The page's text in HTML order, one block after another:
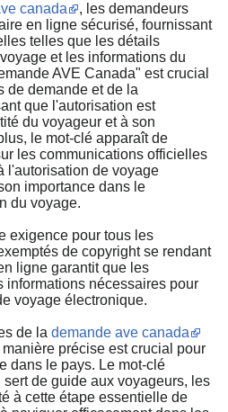
canada
, les demandeurs
en ligne sécurisé, fournissant
telles que les détails
et les informations du
AVE Canada" est crucial
de demande et de la
que l'autorisation est
du voyageur et à son
le mot-clé apparaît de
les communications officielles
l'autorisation de voyage
importance dans le
du voyage.
exigence pour tous les
de copyright se rendant
ligne garantit que les
informations nécessaires pour
voyage électronique.
de la demande ave canada
précise est crucial pour
dans le pays. Le mot-clé
de guide aux voyageurs, les
à cette étape essentielle de